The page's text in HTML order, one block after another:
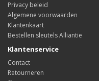
Privacy beleid
Algemene voorwaarden
Klantenkaart
Bestellen sleutels Alliantie
Klantenservice
Contact
Retourneren